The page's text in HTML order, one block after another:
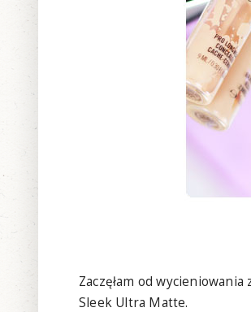
Zaczęłam od
Sleek Ultra Matte.